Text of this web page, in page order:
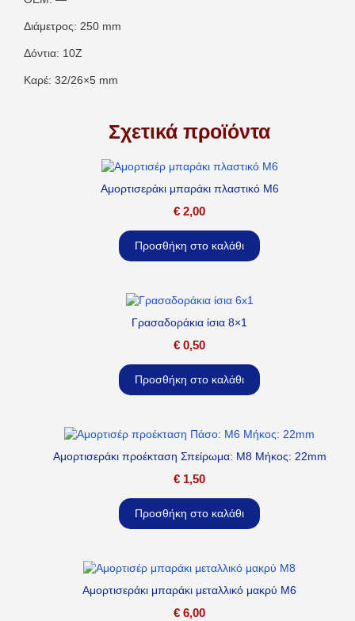
Διάμετρος: 250 mm
Δόντια: 10Z
Καρέ: 32/26×5 mm
Σχετικά προϊόντα
Αμορτισεράκι μπαράκι πλαστικό M6
€ 2,00
Προσθήκη στο καλάθι
Γρασαδοράκια ίσια 8×1
€ 0,50
Προσθήκη στο καλάθι
Αμορτισεράκι προέκταση Σπείρωμα: M8 Μήκος: 22mm
€ 1,50
Προσθήκη στο καλάθι
Αμορτισεράκι μπαράκι μεταλλικό μακρύ M6
€ 6,00